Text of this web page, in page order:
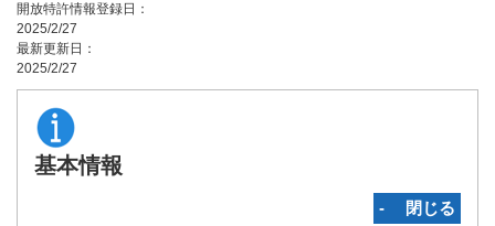
開放特許情報登録日：
2025/2/27
最新更新日：
2025/2/27
基本情報
‐ 閉じる